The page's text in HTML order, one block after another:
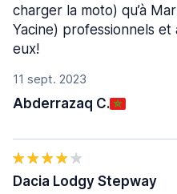
11 sept. 2023
Abderrazaq C.
charger la moto) qu’à
Yacine) professionnels et
eux!
Dacia Lodgy Stepway